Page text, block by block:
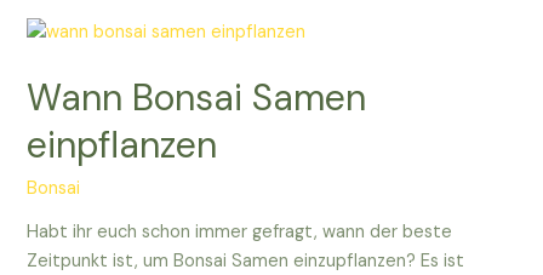
schneiden:
für
Pflegearbeit!
Wann Bonsai Samen
einpflanzen
Bonsai
Habt ihr euch schon immer gefragt, wann der beste
Zeitpunkt ist, um Bonsai Samen einzupflanzen? Es ist